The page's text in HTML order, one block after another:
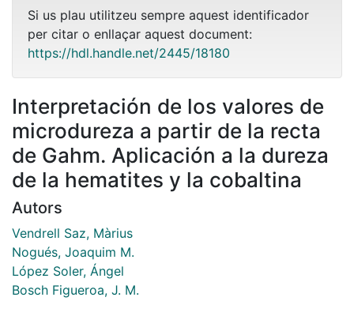
Si us plau utilitzeu sempre aquest identificador
per citar o enllaçar aquest document:
https://hdl.handle.net/2445/18180
Interpretación de los valores de
microdureza a partir de la recta
de Gahm. Aplicación a la dureza
de la hematites y la cobaltina
Autors
Vendrell Saz, Màrius
Nogués, Joaquim M.
López Soler, Ángel
Bosch Figueroa, J. M.